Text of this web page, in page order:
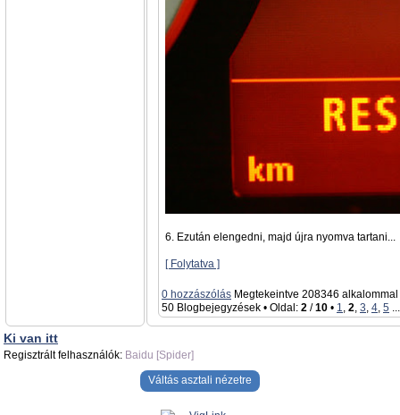
6. Ezután elengedni, majd újra nyomva tartani...
[ Folytatva ]
0 hozzászólás Megtekeintve 208346 alkalommal
50 Blogbejegyzések • Oldal: 2 /10 • 1 2 3 4 5
Ki van itt
Regisztrált felhasználók: Baidu [Spider]
Váltás asztali nézetre